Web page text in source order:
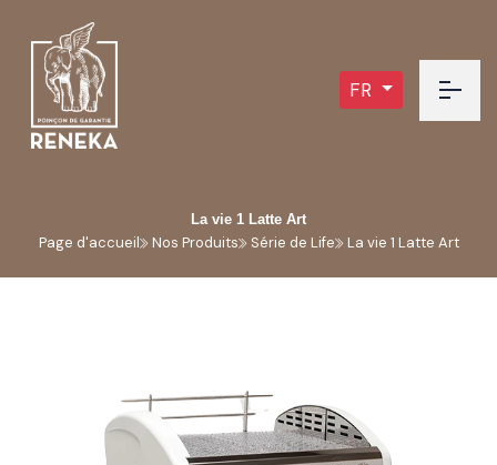
FR
La vie 1 Latte Art
Page d'accueil Nos Produits Série de Life La vie 1 Latte Art